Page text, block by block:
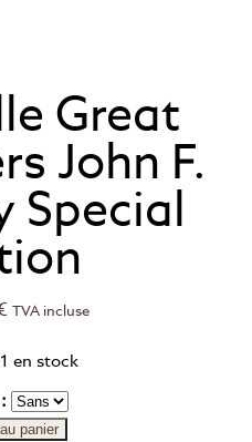
Great
John F.
Special
TVA incluse
en stock
panier